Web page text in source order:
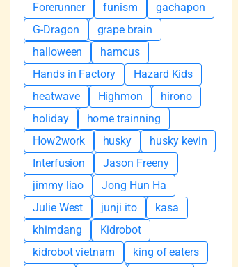
Forerunner
funism
gachapon
G-Dragon
grape brain
halloween
hamcus
Hands in Factory
Hazard Kids
heatwave
Highmon
hirono
holiday
home trainning
How2work
husky
husky kevin
Interfusion
Jason Freeny
jimmy liao
Jong Hun Ha
Julie West
junji ito
kasa
khimdang
Kidrobot
kidrobot vietnam
king of eaters